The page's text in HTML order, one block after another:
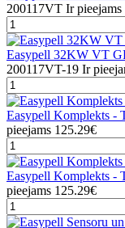
200117VT Ir pieejams
Easypell 32KW VT
200117VT-19 Ir
Easypell Komplekts -
pieejams 125.29€
Easypell Komplekts -
pieejams 125.29€